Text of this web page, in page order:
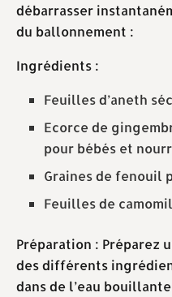
débarrasser
du ballonnement :
Ingrédients :
Feuilles d’aneth
Ecorce de
pour bébés et
Graines de fenouil
Feuilles de
Préparation : Préparez
des différents
dans de l’eau